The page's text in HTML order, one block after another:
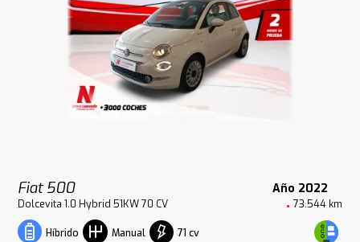
Fiat 500 Año 2022
Dolcevita 1.0 Hybrid 51KW 70 CV 73.544 km
Híbrido Manual 71 cv